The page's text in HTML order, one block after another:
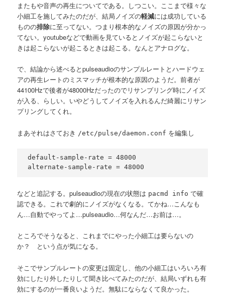
またもや音声の再生についてである。しつこい。ここまで様々な
小細工を施してみたのだが、結局ノイズの軽減には成功している
ものの排除に至ってない。つまり根本的なノイズの原因が分かっ
てない。youtubeなどで動画を見ているとノイズが起こらないと
きは起こらないが起こるときは起こる。なんとアナログな。
で、結論から述べるとpulseaudioのサンプルレートとハードウェ
アの再生レートのミスマッチが根本的な原因のようだ。前者が
44100Hzで後者が48000Hzだったのでリサンプリング時にノイズ
が入る、らしい。いやどうしてノイズを入れるんだ綺麗にリサン
プリングしてくれ。
まあそれはさておき /etc/pulse/daemon.conf を編集し
default-sample-rate = 48000
alternate-sample-rate = 48000
などと追記する。pulseaudioの現在の状態は pacmd info で確
認できる。これで劇的にノイズがなくなる。てかね…こんなも
ん…自動でやってよ…pulseaudio…何なんだ…お前は…。
ところでそうなると、これまでにやった小細工は要らないの
か？ という点が気になる。
そこでサンプルレートの変更は固定し、他の小細工はいろいろ有
効にしたり外したりして聞き比べてみたのだが、結局いずれも有
効にするのが一番良いようだ。無駄にならなくて良かった。